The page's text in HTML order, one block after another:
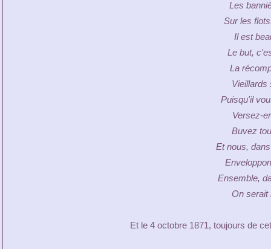
Les
Sur les
Il est
Le but,
La
Vieillards
Puisqu'il
Versez-
Buvez
Et nous,
Ensemble,
On serait
Et le 4 octobre 1871, toujours de